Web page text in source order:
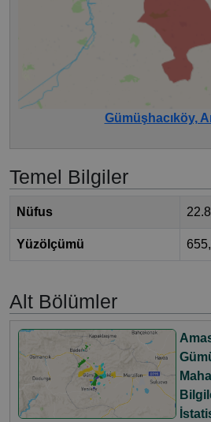
Gümüşhacıköy,
Temel Bilgiler
Nüfus
Yüzölçümü
Alt Bölümler